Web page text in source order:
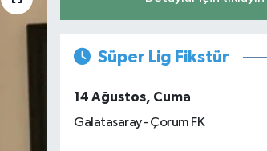
Süper Lig Fikstür
14 Ağustos, Cuma
Galatasaray - Çorum FK